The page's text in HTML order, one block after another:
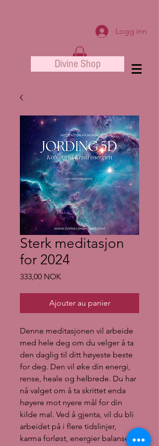
Logg inn
Divine Shop
Sterk meditasjon
for 2024
333,00 NOKPrix
Ajouter au panier
Denne meditasjonen vil arbeide
med hele deg om du velger å ta
den daglig til ditt høyeste beste
for deg. Den vil øke din energi,
rense, heale og helbrede. Du har
nå valget om å ta skrittet enda
høyere mot nyere mål for din
kilde mal. Ved å gjenta, vil du bli
arbeidet på i flere tidslinjer,
karma forløst, energier balansert